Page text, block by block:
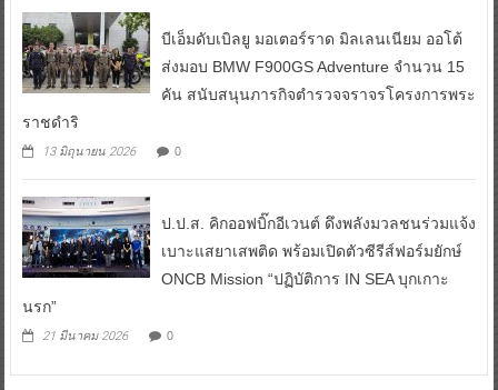
บีเอ็มดับเบิลยู มอเตอร์ราด มิลเลนเนียม ออโต้
ส่งมอบ BMW F900GS Adventure จำนวน 15
คัน สนับสนุนภารกิจตำรวจจราจรโครงการพระ
ราชดำริ
13 มิถุนายน 2026 0
ป.ป.ส. คิกออฟบิ๊กอีเวนต์ ดึงพลังมวลชนร่วมแจ้ง
เบาะแสยาเสพติด พร้อมเปิดตัวซีรีส์ฟอร์มยักษ์
ONCB Mission “ปฏิบัติการ IN SEA บุกเกาะ
นรก”
21 มีนาคม 2026 0